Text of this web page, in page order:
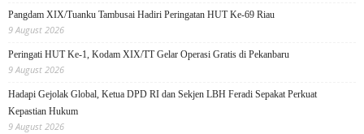
Pangdam XIX/Tuanku Tambusai Hadiri Peringatan HUT Ke-69 Riau
9 August 2026
Peringati HUT Ke-1, Kodam XIX/TT Gelar Operasi Gratis di Pekanbaru
9 August 2026
Hadapi Gejolak Global, Ketua DPD RI dan Sekjen LBH Feradi Sepakat Perkuat
Kepastian Hukum
9 August 2026